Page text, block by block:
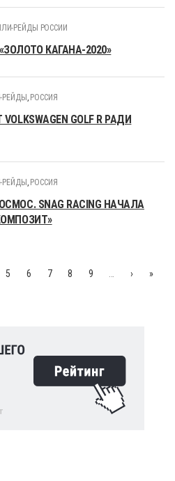
РЕЙДЫ РОССИИ
КАГАНА-2020»
РЕЙДЫ , РОССИЯ
GOLF R РАДИ
РЕЙДЫ , РОССИЯ
SNAG RACING НАЧАЛА
5 6 7 8 9 › »